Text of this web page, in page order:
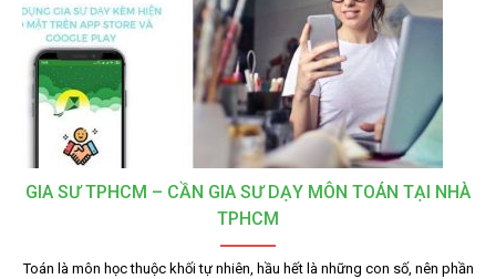
GIA SƯ TPHCM – CẦN GIA SƯ DẠY MÔN TOÁN TẠI NHÀ
TPHCM
Toán là môn học thuộc khối tự nhiên, hầu hết là những con số, nên phần